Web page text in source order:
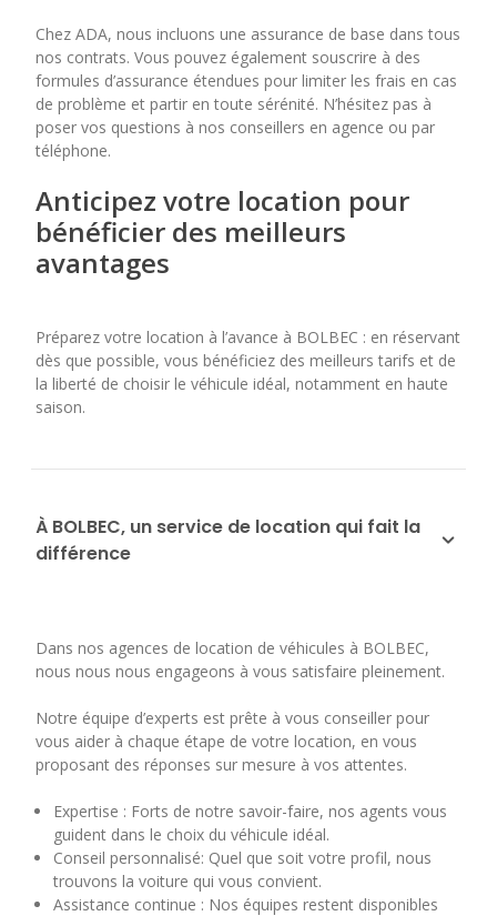
Chez ADA, nous incluons une assurance de base dans tous
nos contrats. Vous pouvez également souscrire à des
formules d’assurance étendues pour limiter les frais en cas
de problème et partir en toute sérénité. N’hésitez pas à
poser vos questions à nos conseillers en agence ou par
téléphone.
Anticipez votre location pour
bénéficier des meilleurs
avantages
Préparez votre location à l’avance à BOLBEC : en réservant
dès que possible, vous bénéficiez des meilleurs tarifs et de
la liberté de choisir le véhicule idéal, notamment en haute
saison.
À BOLBEC, un service de location qui fait la
différence
Dans nos agences de location de véhicules à BOLBEC,
nous nous nous engageons à vous satisfaire pleinement.
Notre équipe d’experts est prête à vous conseiller pour
vous aider à chaque étape de votre location, en vous
proposant des réponses sur mesure à vos attentes.
Expertise : Forts de notre savoir-faire, nos agents vous
guident dans le choix du véhicule idéal.
Conseil personnalisé: Quel que soit votre profil, nous
trouvons la voiture qui vous convient.
Assistance continue : Nos équipes restent disponibles